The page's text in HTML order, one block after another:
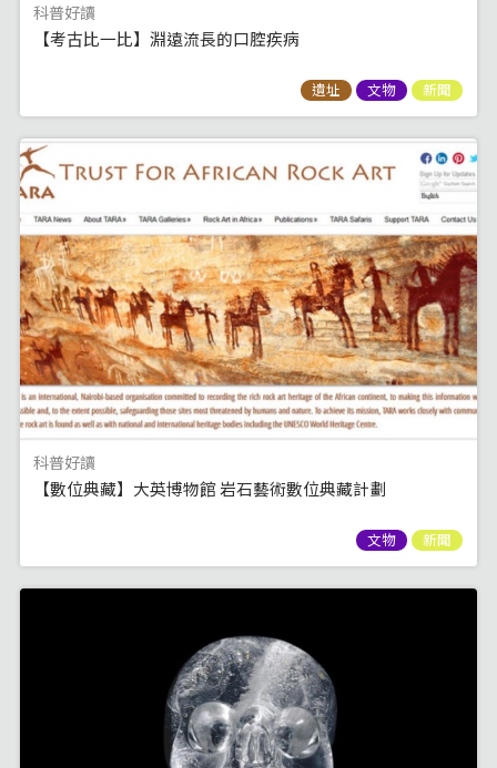
科普好讀
【考古比一比】淵遠流長的口腔疾病
遺址 文物 新聞
科普好讀
【數位典藏】大英博物館 岩石藝術數位典藏計劃
文物 新聞